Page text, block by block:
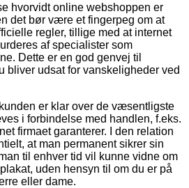
hvorvidt online webshoppen er
det bør være et fingerpeg om at
regler, tillige med at internet
af specialister som
Dette er en god genvej til
bliver udsat for vanskeligheder ved
er klar over de væsentligste
i forbindelse med handlen, f.eks.
firmaet garanterer. I den relation
at man permanent sikrer sin
til enhver tid vil kunne vidne om
uden hensyn til om du er på
eller dame.